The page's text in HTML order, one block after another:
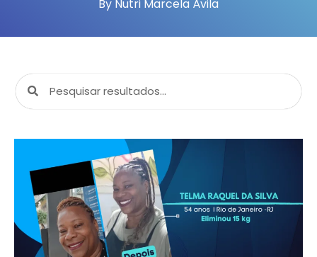
By Nutri Marcela Ávila